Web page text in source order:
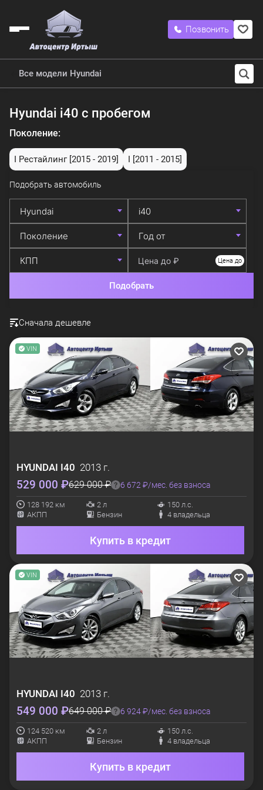
Позвонить
Все модели Hyundai
Hyundai i40 с пробегом
Поколение:
I Рестайлинг [2015 - 2019] I [2011 - 2015]
Подобрать автомобиль
Цена до
Подобрать
Сначала дешевле
VIN
HYUNDAI I40 2013 г.
529 000 ₽629 000 ₽ 6 672 ₽/мес. без взноса
128 192 км 2 л
150 л.с.
АКПП
Бензин 4 владельца
Купить в кредит
VIN
HYUNDAI I40 2013 г.
549 000 ₽649 000 ₽ 6 924 ₽/мес. без взноса
124 520 км 2 л
150 л.с.
АКПП
Бензин 4 владельца
Купить в кредит